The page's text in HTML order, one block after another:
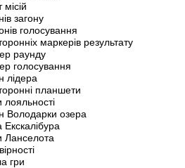
місій
загону
голосування
маркерів результату
раунду
голосування
лідера
планшети
лояльності
Володарки озера
Екскалібура
Ланселота
гри